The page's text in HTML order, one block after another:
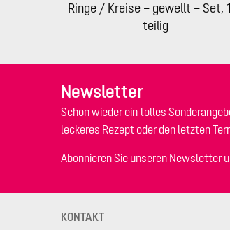
Ringe / Kreise – gewellt – Set,
teilig
Newsletter
Schon wieder ein tolles
leckeres Rezept oder den letzten
Abonnieren Sie unseren Newsletter
KONTAKT